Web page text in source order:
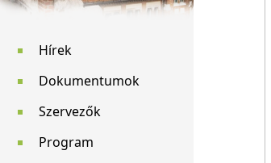
Hírek
Dokumentumok
Szervezők
Program